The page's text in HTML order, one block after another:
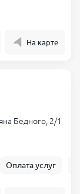
На карте
Бедного, 2/1
Оплата услуг